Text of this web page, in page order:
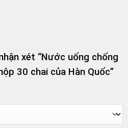
xét “Nước uống chống
30 chai của Hàn Quốc”